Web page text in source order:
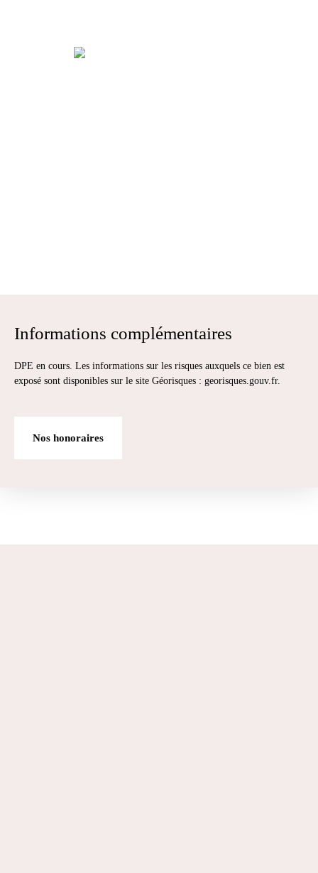
Informations complémentaires
DPE en cours. Les informations sur les risques auxquels ce bien est
exposé sont disponibles sur le site Géorisques : georisques.gouv.fr.
Nos honoraires